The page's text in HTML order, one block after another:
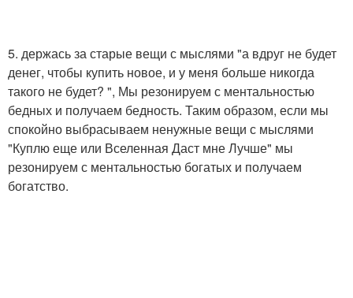
5. держась за старые вещи с мыслями "а вдруг не будет
денег, чтобы купить новое, и у меня больше никогда
такого не будет? ", Мы резонируем с ментальностью
бедных и получаем бедность. Таким образом, если мы
спокойно выбрасываем ненужные вещи с мыслями
"Куплю еще или Вселенная Даст мне Лучше" мы
резонируем с ментальностью богатых и получаем
богатство.